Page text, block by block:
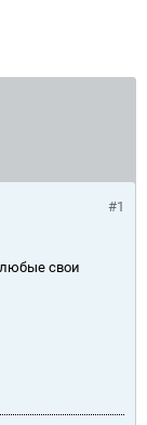
#1
любые свои